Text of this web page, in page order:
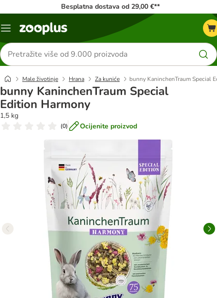
Besplatna dostava od 29,00 €**
Izbornik
Traži
proizvode
Male životinje Hrana Za kuniće bunny KaninchenTraum Special
bunny KaninchenTraum Special
Edition Harmony
1,5 kg
(0) Ocijenite proizvod